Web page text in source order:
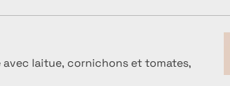
laitue, cornichons et tomates,